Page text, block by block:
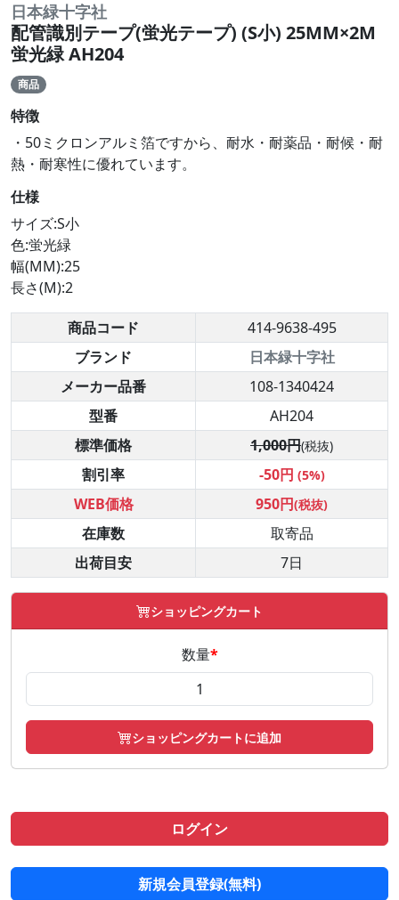
日本緑十字社
配管識別テープ(蛍光テープ) (S小) 25MM×2M
蛍光緑 AH204
商品
特徴
・50ミクロンアルミ箔ですから、耐水・耐薬品・耐候・耐
熱・耐寒性に優れています。
仕様
サイズ:S小
色:蛍光緑
幅(MM):25
長さ(M):2
商品コード
414-9638-495
ブランド
日本緑十字社
メーカー品番
108-1340424
型番
AH204
標準価格
1,000円(税抜)
割引率 -50円 (5%)
WEB価格 950円(税抜)
在庫数
取寄品
出荷目安
7日
ショッピングカート
数量*
ショッピングカートに追加
ログイン
新規会員登録(無料)